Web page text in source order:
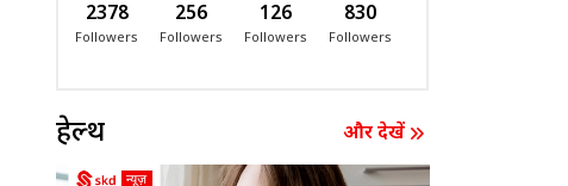
2378
Followers
256
Followers
126
Followers
830
Followers
हेल्थ और देखें